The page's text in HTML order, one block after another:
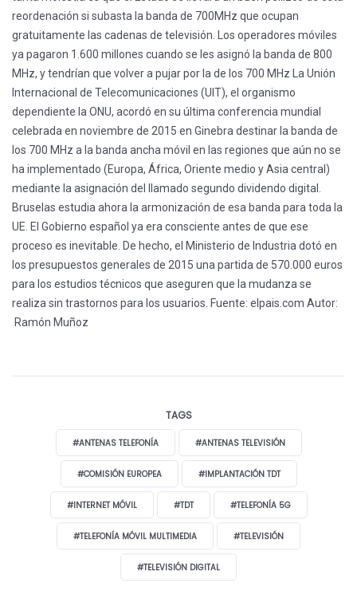
reordenación si subasta la banda de 700MHz que ocupan
gratuitamente las cadenas de televisión. Los operadores móviles
ya pagaron 1.600 millones cuando se les asignó la banda de 800
MHz, y tendrían que volver a pujar por la de los 700 MHz La Unión
Internacional de Telecomunicaciones (UIT), el organismo
dependiente la ONU, acordó en su última conferencia mundial
celebrada en noviembre de 2015 en Ginebra destinar la banda de
los 700 MHz a la banda ancha móvil en las regiones que aún no se
ha implementado (Europa, África, Oriente medio y Asia central)
mediante la asignación del llamado segundo dividendo digital.
Bruselas estudia ahora la armonización de esa banda para toda la
UE. El Gobierno español ya era consciente antes de que ese
proceso es inevitable. De hecho, el Ministerio de Industria dotó en
los presupuestos generales de 2015 una partida de 570.000 euros
para los estudios técnicos que aseguren que la mudanza se
realiza sin trastornos para los usuarios. Fuente: elpais.com Autor:
Ramón Muñoz
TAGS
#ANTENAS TELEFONÍA #ANTENAS TELEVISIÓN
#COMISIÓN EUROPEA #IMPLANTACIÓN TDT
#INTERNET MÓVIL #TDT #TELEFONÍA 5G
#TELEFONÍA MÓVIL MULTIMEDIA #TELEVISIÓN
#TELEVISIÓN DIGITAL